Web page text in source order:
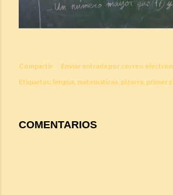
Compartir
Enviar entrada por correo
Etiquetas: lengua matemáticas pizarra primer
COMENTARIOS